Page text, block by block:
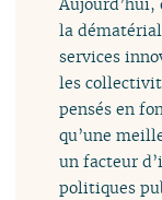
Aujourd’hui,
la
services
les
pensés en
qu’une
un facteur
politiques